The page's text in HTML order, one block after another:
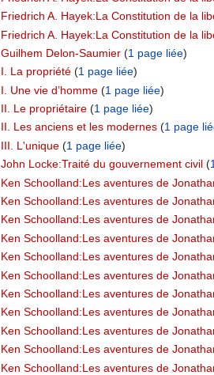
Friedrich A. Hayek:La Constitution de la
Friedrich A. Hayek:La Constitution de la
Guilhem Delon-Saumier‏‎ (1 page liée)
I. La propriété‏‎ (1 page liée)
I. Une vie d’homme‏‎ (1 page liée)
II. Le propriétaire‏‎ (1 page liée)
II. Les anciens et les modernes‏‎ (1 page
III. L'unique‏‎ (1 page liée)
John Locke:Traité du gouvernement civil‏‎ (
Ken Schoolland:Les aventures de
Ken Schoolland:Les aventures de
Ken Schoolland:Les aventures de
Ken Schoolland:Les aventures de
Ken Schoolland:Les aventures de
Ken Schoolland:Les aventures de
Ken Schoolland:Les aventures de
Ken Schoolland:Les aventures de
Ken Schoolland:Les aventures de
Ken Schoolland:Les aventures de
Ken Schoolland:Les aventures de